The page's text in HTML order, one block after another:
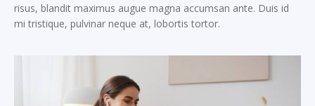
risus, blandit maximus augue magna accumsan ante. Duis id
mi tristique, pulvinar neque at, lobortis tortor.